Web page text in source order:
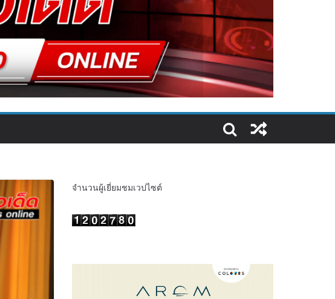
จำนวนผู้เยี่ยมชมเวปไซต์